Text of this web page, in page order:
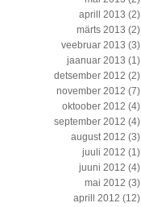
aprill 2013 (2)
märts 2013 (2)
veebruar 2013 (3)
jaanuar 2013 (1)
detsember 2012 (2)
november 2012 (7)
oktoober 2012 (4)
september 2012 (4)
august 2012 (3)
juuli 2012 (1)
juuni 2012 (4)
mai 2012 (3)
aprill 2012 (12)